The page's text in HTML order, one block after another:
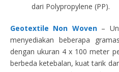
dari Polypropylene (PP).
Geotextile Non Woven–
menyediakan beberapa
dengan ukuran 4 x 100 meter
berbeda ketebalan, kuat tarik